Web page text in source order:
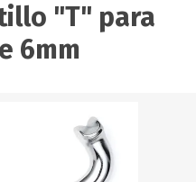
"T" para
6mm